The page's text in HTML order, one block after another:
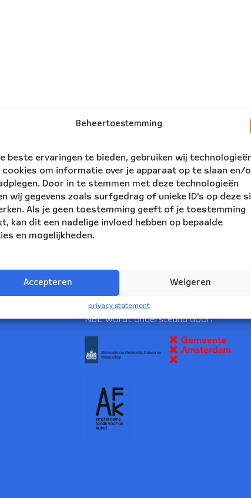
Beheertoestemming
beste ervaringen te bieden, gebruiken wij
cookies om informatie over je apparaat op te slaan en/
Door in te stemmen met deze technologieën
wij gegevens zoals surfgedrag of unieke ID's op deze
Als je geen toestemming geeft of je toestemming
kan dit een nadelige invloed hebben op bepaalde
en mogelijkheden.
Accepteren Weigeren
privacy statement
volg ons:
NBE wordt ondersteund door: